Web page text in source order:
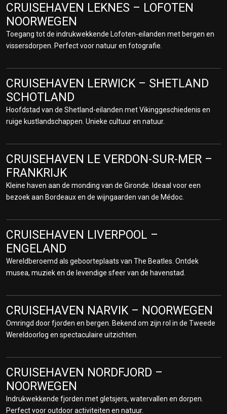
CRUISEHAVEN AMSTERDAM –
PASSENGER TERMINAL NEDERLAND
Combineer uw cruise met een bezoek aan grachten, musea en
levendige markten. Amsterdam is een wereldstad vol kunst, cultuur
CRUISEHAVEN BÅTSFJORD – PORT
NOORWEGEN
Een knusse vissersplaats in het hoge noorden, ideaal om het
CRUISEHAVEN BILBAO – CRUISE
TERMINAL SPANJE
Bezoek het wereldberoemde Guggenheim Museum en proef de
met traditionele charme.
CRUISEHAVEN BERGEN – CRUISE PORT
NOORWEGEN
De toegangspoort tot de Noorse fjorden met kleurrijke huizen aan
CRUISEHAVEN BERUFJÖRÐUR –
IJSLAND
ervaart. Ideaal voor rust, vogelspotten en spectaculaire
vergezichten. Een klein vissersdorp met een artistieke sfeer en
uitzicht op imposante bergen.
CRUISEHAVEN LEKNES – LOFOTEN
NOORWEGEN
Toegang tot de indrukwekkende Lofoten-eilanden met bergen en
vissersdorpen. Perfect voor natuur en fotografie.
CRUISEHAVEN LERWICK – SHETLAND
SCHOTLAND
Hoofdstad van de Shetland-eilanden met Vikinggeschiedenis en
ruige kustlandschappen. Unieke cultuur en natuur.
CRUISEHAVEN LE VERDON-SUR-MER –
FRANKRIJK
Kleine haven aan de monding van de Gironde. Ideaal voor een
bezoek aan Bordeaux en de wijngaarden van de Médoc.
CRUISEHAVEN LIVERPOOL –
ENGELAND
Wereldberoemd als geboorteplaats van The Beatles. Ontdek
musea, muziek en de levendige sfeer van de havenstad.
CRUISEHAVEN NARVIK – NOORWEGEN
Omringd door fjorden en bergen. Bekend om zijn rol in de Tweede
Wereldoorlog en spectaculaire uitzichten.
CRUISEHAVEN NORDFJORD –
NOORWEGEN
Indrukwekkende fjorden met gletsjers, watervallen en dorpen.
Perfect voor outdoor activiteiten en natuur.